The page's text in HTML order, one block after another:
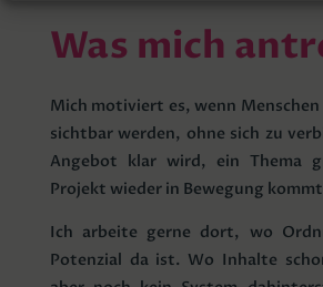
Was mich
Mich motiviert es, wenn
sichtbar werden, ohne sich zu
Angebot klar wird, ein Thema
Projekt wieder in Bewegung
Ich arbeite gerne dort, wo
Potenzial da ist. Wo Inhalte